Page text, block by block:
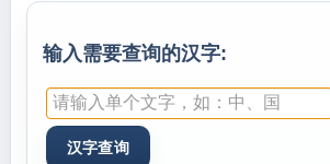
输入需要查询的汉字: